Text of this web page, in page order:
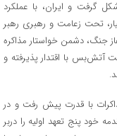
گرفت و ایران، با عملکرد
تحت زعامت و رهبری رهبر
جنگ، دشمن خواستار مذاکره
با اقتدار پذیرفته و
با قدرت پیش رفت و در
خود پنج تعهد اولیه را دربر